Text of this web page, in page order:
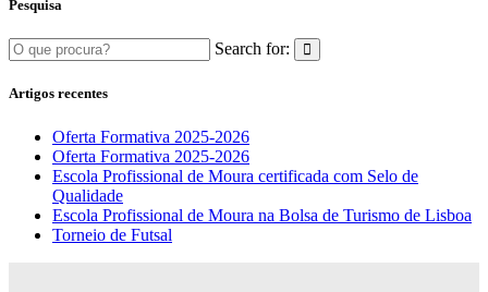
Pesquisa
Search for:
Artigos recentes
Oferta Formativa 2025-2026
Oferta Formativa 2025-2026
Escola Profissional de Moura certificada com Selo de
Qualidade
Escola Profissional de Moura na Bolsa de Turismo de Lisboa
Torneio de Futsal